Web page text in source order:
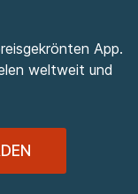
App.
weltweit und